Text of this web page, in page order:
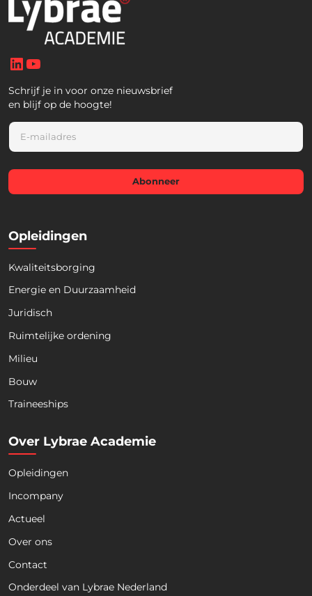
LinkedIn
Schrijf je in voor onze nieuwsbrief
en blijf op de hoogte!
E
a
i
*
Abonneer
Opleidingen
Kwaliteitsborging
Energie en Duurzaamheid
Juridisch
Ruimtelijke ordening
Milieu
Bouw
Traineeships
Over Lybrae Academie
Opleidingen
Incompany
Actueel
Over ons
Contact
Onderdeel van Lybrae Nederland
Telefoon